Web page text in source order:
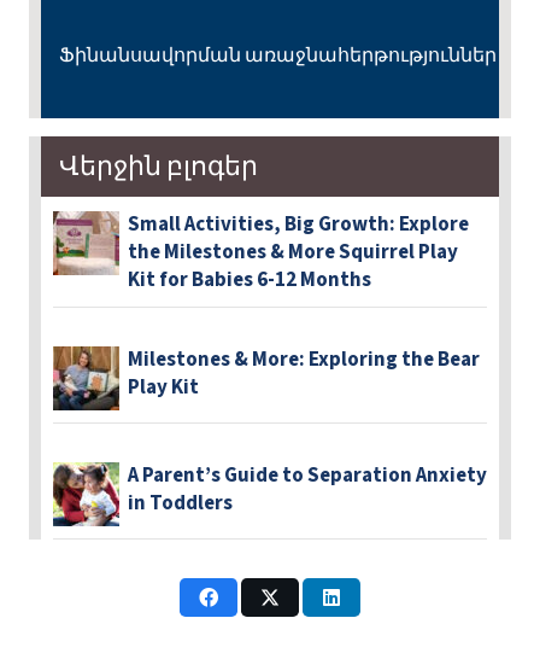
Ֆինանսավորման առաջնահերթություններ
Վերջին բլոգեր
Small Activities, Big Growth: Explore
the Milestones & More Squirrel Play
Kit for Babies 6-12 Months
Milestones & More: Exploring the Bear
Play Kit
A Parent’s Guide to Separation Anxiety
in Toddlers